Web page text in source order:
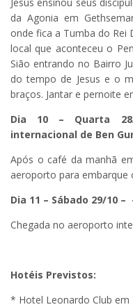
da Agonia em
onde fica a Tumba do Rei
local que aconteceu o
Sião entrando no Bairro
do tempo de Jesus e o
braços. Jantar e pernoite
Dia 10 – Quarta
internacional de Ben
Após o café da manhã
aeroporto para embarque
Dia 11 – Sábado 29/10 –
Chegada no aeroporto
Hotéis Previstos:
* Hotel Leonardo Club em